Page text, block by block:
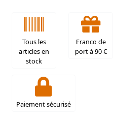
Tous les
articles en
stock
Franco de
port à 90 €
Paiement sécurisé